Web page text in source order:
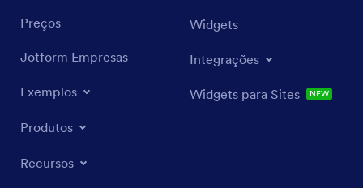
Preços
Jotform Empresas
Exemplos
Produtos
Recursos
Widgets
Integrações
Widgets para Sites NEW